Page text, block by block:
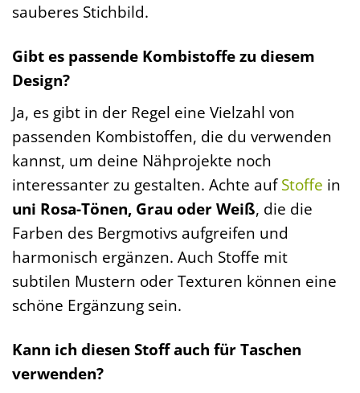
sauberes Stichbild.
Gibt es passende Kombistoffe zu diesem
Design?
Ja, es gibt in der Regel eine Vielzahl von
passenden Kombistoffen, die du verwenden
kannst, um deine Nähprojekte noch
interessanter zu gestalten. Achte aufStoffe in
uni Rosa-Tönen, Grau oder Weiß, die die
Farben des Bergmotivs aufgreifen und
harmonisch ergänzen. Auch Stoffe mit
subtilen Mustern oder Texturen können eine
schöne Ergänzung sein.
Kann ich diesen Stoff auch für Taschen
verwenden?